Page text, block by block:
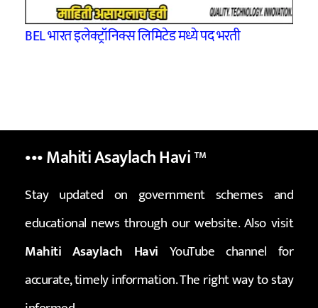
BEL भारत इलेक्ट्रॉनिक्स लिमिटेड मध्ये पद भरती
••• Mahiti Asaylach Havi™
Stay updated on government schemes and
educational news through our website. Also visit
Mahiti Asaylach Havi YouTube channel for
accurate, timely information. The right way to stay